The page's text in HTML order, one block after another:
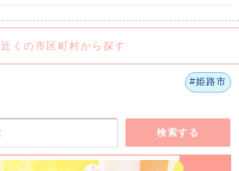
近くの市区町村から探す
#姫路市
検索する